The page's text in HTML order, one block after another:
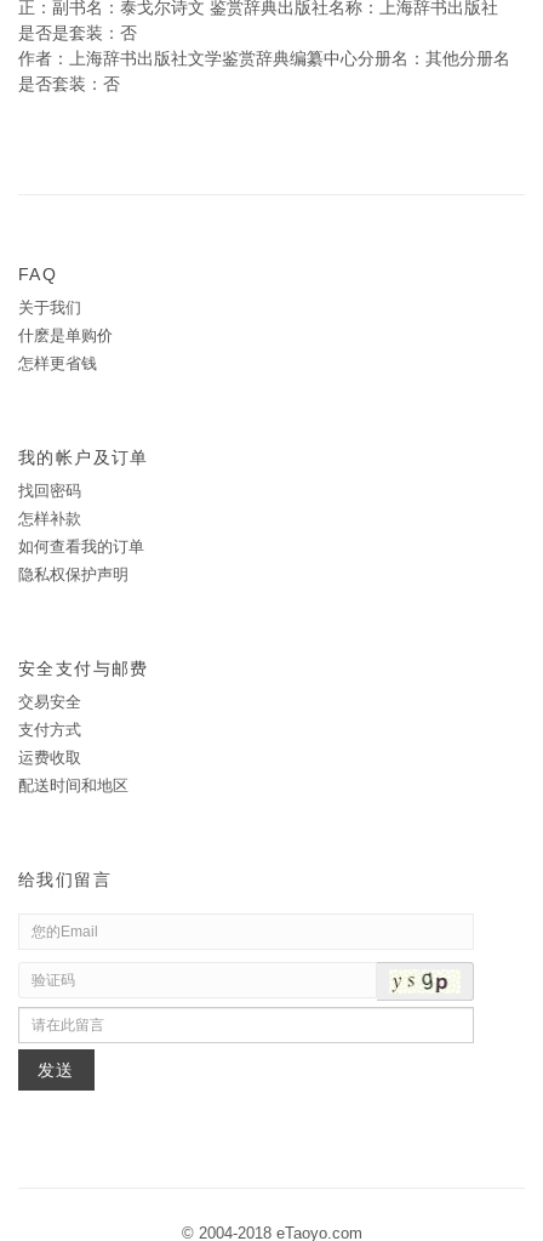
正：副书名：泰戈尔诗文 鉴赏辞典出版社名称：上海辞书出版社
是否是套装：否
作者：上海辞书出版社文学鉴赏辞典编纂中心分册名：其他分册名
是否套装：否
FAQ
关于我们
什麽是单购价
怎样更省钱
我的帐户及订单
找回密码
怎样补款
如何查看我的订单
隐私权保护声明
安全支付与邮费
交易安全
支付方式
运费收取
配送时间和地区
给我们留言
© 2004-2018 eTaoyo.com